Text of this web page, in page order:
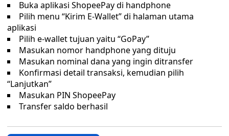
Buka aplikasi ShopeePay di handphone
Pilih menu “Kirim E-Wallet” di halaman utama
aplikasi
Pilih e-wallet tujuan yaitu “GoPay”
Masukan nomor handphone yang dituju
Masukan nominal dana yang ingin ditransfer
Konfirmasi detail transaksi, kemudian pilih
“Lanjutkan”
Masukan PIN ShopeePay
Transfer saldo berhasil